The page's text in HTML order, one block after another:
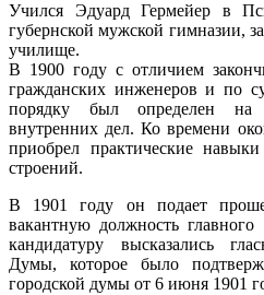
Учился Эдуард Гермейер в
губернской мужской гимназии,
училище.
В 1900 году с отличием
гражданских инженеров и по
порядку был определен на
внутренних дел. Ко времени
приобрел практические
строений.
В 1901 году он подает
вакантную должность
кандидатуру высказались
Думы, которое было
городской думы от 6 июня 1901